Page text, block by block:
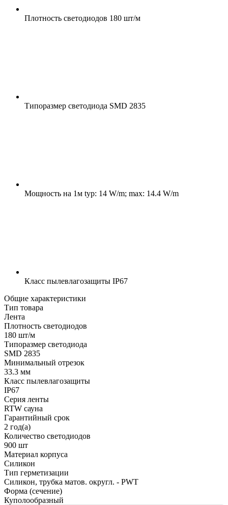
Плотность светодиодов 180 шт/м
Типоразмер светодиода SMD 2835
Мощность на 1м typ: 14 W/m; max: 14.4 W/m
Класс пылевлагозащиты IP67
Общие характеристики
Тип товара
Лента
Плотность светодиодов
180 шт/м
Типоразмер светодиода
SMD 2835
Минимальный отрезок
33.3 мм
Класс пылевлагозащиты
IP67
Серия ленты
RTW сауна
Гарантийный срок
2 год(а)
Количество светодиодов
900 шт
Материал корпуса
Силикон
Тип герметизации
Силикон, трубка матов. округл. - PWT
Форма (сечение)
Куполообразный